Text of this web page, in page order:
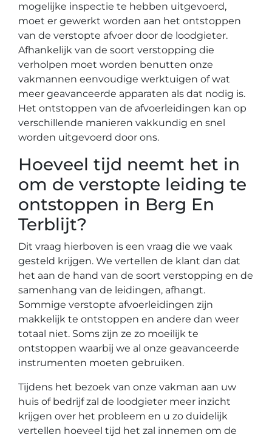
mogelijke inspectie te hebben uitgevoerd,
moet er gewerkt worden aan het ontstoppen
van de verstopte afvoer door de loodgieter.
Afhankelijk van de soort verstopping die
verholpen moet worden benutten onze
vakmannen eenvoudige werktuigen of wat
meer geavanceerde apparaten als dat nodig is.
Het ontstoppen van de afvoerleidingen kan op
verschillende manieren vakkundig en snel
worden uitgevoerd door ons.
Hoeveel tijd neemt het in
om de verstopte leiding te
ontstoppen in Berg En
Terblijt?
Dit vraag hierboven is een vraag die we vaak
gesteld krijgen. We vertellen de klant dan dat
het aan de hand van de soort verstopping en de
samenhang van de leidingen, afhangt.
Sommige verstopte afvoerleidingen zijn
makkelijk te ontstoppen en andere dan weer
totaal niet. Soms zijn ze zo moeilijk te
ontstoppen waarbij we al onze geavanceerde
instrumenten moeten gebruiken.
Tijdens het bezoek van onze vakman aan uw
huis of bedrijf zal de loodgieter meer inzicht
krijgen over het probleem en u zo duidelijk
vertellen hoeveel tijd het zal innemen om de